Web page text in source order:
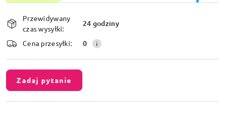
Dostępność
i
dostawa
Przewidywany
czas wysyłki:
24 godziny
Cena przesyłki: 0
Zadaj pytanie